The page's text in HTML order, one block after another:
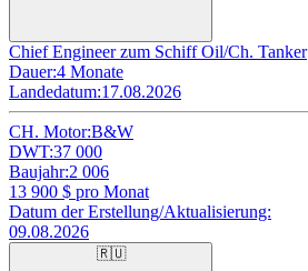
Chief Engineer zum Schiff Oil/Ch. Tanker
Dauer:4 Monate
Landedatum:17.08.2026
CH. Motor:B&W
DWT:37 000
Baujahr:2 006
13 900 $ pro Monat
Datum der Erstellung/Aktualisierung:
09.08.2026
🇷🇺